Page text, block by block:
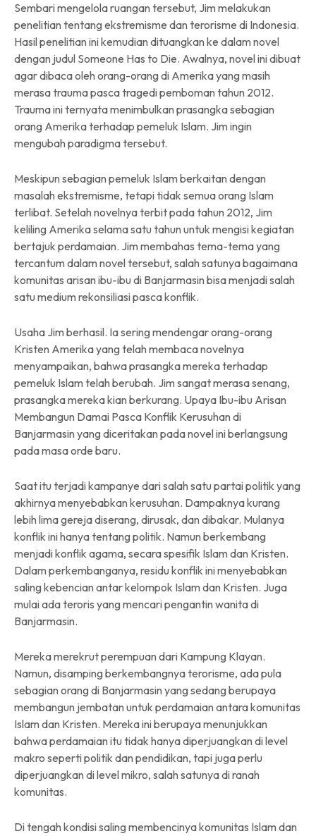
Sembari mengelola ruangan tersebut, Jim melakukan
penelitian tentang ekstremisme dan terorisme di Indonesia.
Hasil penelitian ini kemudian dituangkan ke dalam novel
dengan judul Someone Has to Die. Awalnya, novel ini dibuat
agar dibaca oleh orang-orang di Amerika yang masih
merasa trauma pasca tragedi pemboman tahun 2012.
Trauma ini ternyata menimbulkan prasangka sebagian
orang Amerika terhadap pemeluk Islam. Jim ingin
mengubah paradigma tersebut.
Meskipun sebagian pemeluk Islam berkaitan dengan
masalah ekstremisme, tetapi tidak semua orang Islam
terlibat. Setelah novelnya terbit pada tahun 2012, Jim
keliling Amerika selama satu tahun untuk mengisi kegiatan
bertajuk perdamaian. Jim membahas tema-tema yang
tercantum dalam novel tersebut, salah satunya bagaimana
komunitas arisan ibu-ibu di Banjarmasin bisa menjadi salah
satu medium rekonsiliasi pasca konflik.
Usaha Jim berhasil. Ia sering mendengar orang-orang
Kristen Amerika yang telah membaca novelnya
menyampaikan, bahwa prasangka mereka terhadap
pemeluk Islam telah berubah. Jim sangat merasa senang,
prasangka mereka kian berkurang. Upaya Ibu-ibu Arisan
Membangun Damai Pasca Konflik Kerusuhan di
Banjarmasin yang diceritakan pada novel ini berlangsung
pada masa orde baru.
Saat itu terjadi kampanye dari salah satu partai politik yang
akhirnya menyebabkan kerusuhan. Dampaknya kurang
lebih lima gereja diserang, dirusak, dan dibakar. Mulanya
konflik ini hanya tentang politik. Namun berkembang
menjadi konflik agama, secara spesifik Islam dan Kristen.
Dalam perkembanganya, residu konflik ini menyebabkan
saling kebencian antar kelompok Islam dan Kristen. Juga
mulai ada teroris yang mencari pengantin wanita di
Banjarmasin.
Mereka merekrut perempuan dari Kampung Klayan.
Namun, disamping berkembangnya terorisme, ada pula
sebagian orang di Banjarmasin yang sedang berupaya
membangun jembatan untuk perdamaian antara komunitas
Islam dan Kristen. Mereka ini berupaya menunjukkan
bahwa perdamaian itu tidak hanya diperjuangkan di level
makro seperti politik dan pendidikan, tapi juga perlu
diperjuangkan di level mikro, salah satunya di ranah
komunitas.
Di tengah kondisi saling membencinya komunitas Islam dan